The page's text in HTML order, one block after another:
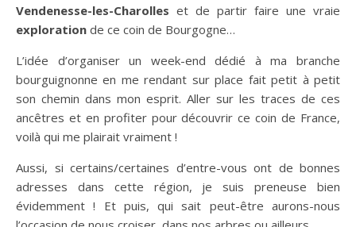
Vendenesse-les-Charolles et de partir faire une vraie
exploration de ce coin de Bourgogne…
L’idée d’organiser un week-end dédié à ma branche
bourguignonne en me rendant sur place fait petit à petit
son chemin dans mon esprit. Aller sur les traces de ces
ancêtres et en profiter pour découvrir ce coin de France,
voilà qui me plairait vraiment !
Aussi, si certains/certaines d’entre-vous ont de bonnes
adresses dans cette région, je suis preneuse bien
évidemment ! Et puis, qui sait peut-être aurons-nous